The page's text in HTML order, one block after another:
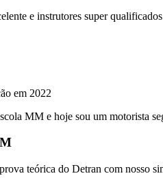
e instrutores super
em 2022
MM e hoje sou um motorista
teórica do Detran com nosso